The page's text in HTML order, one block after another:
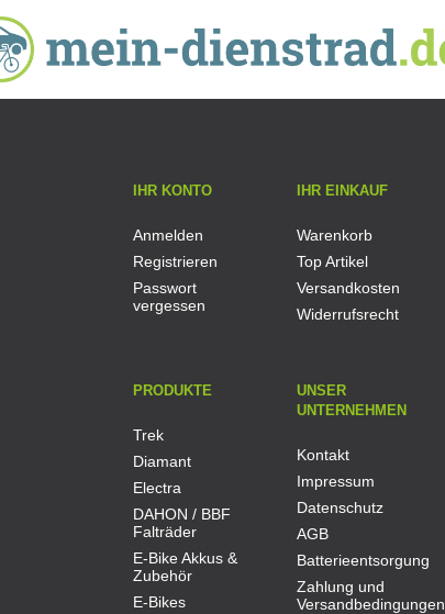
IHR KONTO
Anmelden
Registrieren
Passwort
vergessen
IHR EINKAUF
Warenkorb
Top Artikel
Versandkosten
Widerrufsrecht
PRODUKTE
Trek
Diamant
Electra
DAHON / BBF
Falträder
E-Bike Akkus &
Zubehör
E-Bikes
UNSER
UNTERNEHMEN
Kontakt
Impressum
Datenschutz
AGB
Batterieentsorgung
Zahlung und
Versandbedingungen